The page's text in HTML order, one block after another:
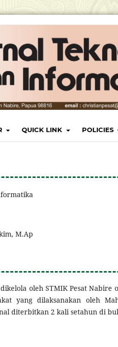
QUICK LINK POLICIES
M.Ap
oleh STMIK Pesat
yang dilaksanakan oleh
diterbitkan 2 kali setahun di